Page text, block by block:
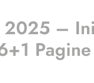
2025 –
Pagine